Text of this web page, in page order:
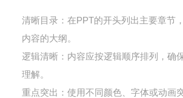
清晰目录 ：在PPT的开头列出主要章节
内容的大纲。
逻辑清晰 ：内容应按逻辑顺序排列，确
理解。
重点突出 ：使用不同颜色、字体或动画